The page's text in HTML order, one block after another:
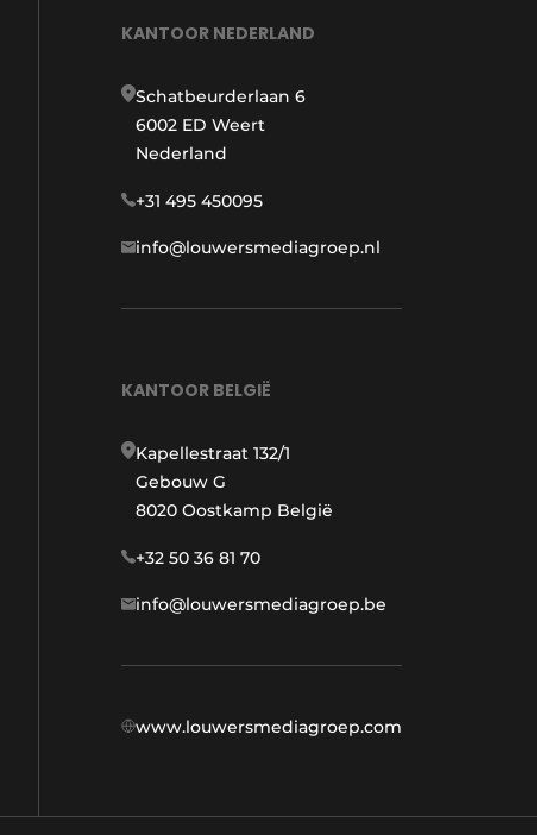
KANTOOR NEDERLAND
Schatbeurderlaan 6
6002 ED Weert
Nederland
+31 495 450095
info@louwersmediagroep.nl
KANTOOR BELGIË
Kapellestraat 132/1
Gebouw G
8020 Oostkamp België
+32 50 36 81 70
info@louwersmediagroep.be
www.louwersmediagroep.com